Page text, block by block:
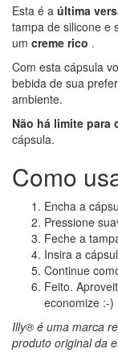
Esta é a última
tampa de silicone e
um creme rico .
Com esta cápsula
bebida de sua
ambiente.
Não há limite para
cápsula.
Como
Encha a
Pressione
Feche a
Insira a
Continue
Feito.
economize :-)
Illy® é uma marca
produto original da